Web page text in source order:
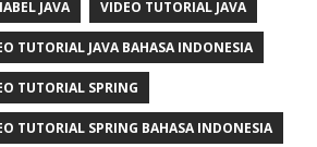
JAVA VIDEO TUTORIAL JAVA
TUTORIAL JAVA BAHASA INDONESIA
TUTORIAL SPRING
TUTORIAL SPRING BAHASA INDONESIA